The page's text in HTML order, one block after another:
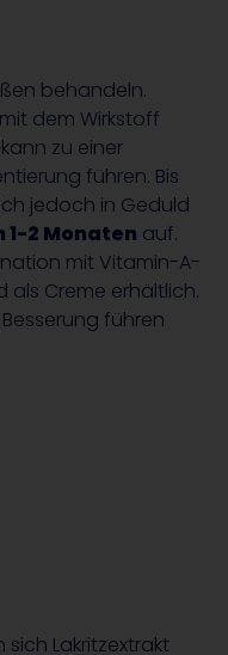
behandeln.
mit dem Wirkstoff
zu einer
führen. Bis
jedoch in Geduld
1-2 Monaten auf.
mit Vitamin-A-
als Creme erhältlich.
führen
sich Lakritzextrakt